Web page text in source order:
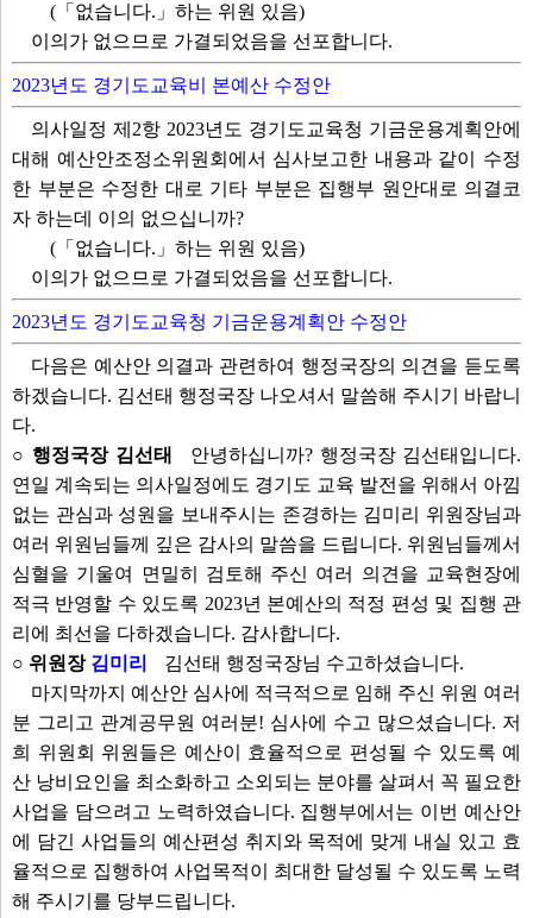
(「없습니다.」하는 위원 있음)
이의가 없으므로 가결되었음을 선포합니다.
2023년도 경기도교육비 본예산 수정안
의사일정 제2항 2023년도 경기도교육청 기금운용계획안에
대해 예산안조정소위원회에서 심사보고한 내용과 같이 수정
한 부분은 수정한 대로 기타 부분은 집행부 원안대로 의결코
자 하는데 이의 없으십니까?
(「없습니다.」하는 위원 있음)
이의가 없으므로 가결되었음을 선포합니다.
2023년도 경기도교육청 기금운용계획안 수정안
다음은 예산안 의결과 관련하여 행정국장의 의견을 듣도록
하겠습니다. 김선태 행정국장 나오셔서 말씀해 주시기 바랍니
다.
○ 행정국장 김선태
안녕하십니까? 행정국장 김선태입니다.
연일 계속되는 의사일정에도 경기도 교육 발전을 위해서 아낌
없는 관심과 성원을 보내주시는 존경하는 김미리 위원장님과
여러 위원님들께 깊은 감사의 말씀을 드립니다. 위원님들께서
심혈을 기울여 면밀히 검토해 주신 여러 의견을 교육현장에
적극 반영할 수 있도록 2023년 본예산의 적정 편성 및 집행 관
리에 최선을 다하겠습니다. 감사합니다.
○ 위원장 김미리
김선태 행정국장님 수고하셨습니다.
마지막까지 예산안 심사에 적극적으로 임해 주신 위원 여러
분 그리고 관계공무원 여러분! 심사에 수고 많으셨습니다. 저
희 위원회 위원들은 예산이 효율적으로 편성될 수 있도록 예
산 낭비요인을 최소화하고 소외되는 분야를 살펴서 꼭 필요한
사업을 담으려고 노력하였습니다. 집행부에서는 이번 예산안
에 담긴 사업들의 예산편성 취지와 목적에 맞게 내실 있고 효
율적으로 집행하여 사업목적이 최대한 달성될 수 있도록 노력
해 주시기를 당부드립니다.